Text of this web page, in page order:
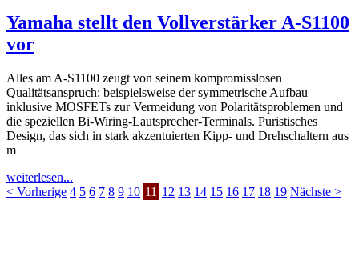
Yamaha stellt den Vollverstärker A-S1100
vor
Alles am A-S1100 zeugt von seinem kompromisslosen
Qualitätsanspruch: beispielsweise der symmetrische Aufbau
inklusive MOSFETs zur Vermeidung von Polaritätsproblemen und
die speziellen Bi-Wiring-Lautsprecher-Terminals. Puristisches
Design, das sich in stark akzentuierten Kipp- und Drehschaltern aus
m
weiterlesen...
< Vorherige 4 5 6 7 8 9 10 11 12 13 14 15 16 17 18 19 Nächste >